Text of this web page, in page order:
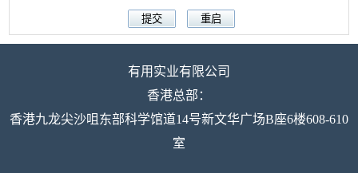
有用实业有限公司
香港总部：
香港九龙尖沙咀东部科学馆道14号新文华广场B座6楼608-610
室